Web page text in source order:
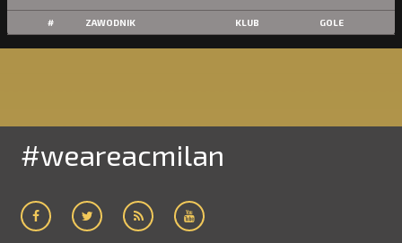
# ZAWODNIK KLUB GOLE
#weareacmilan